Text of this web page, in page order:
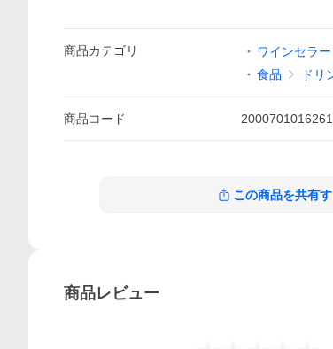
商品カテゴリ ワインセラ
食品
ドリ
商品コード 2000701016261
この商品を共有
商品レビュー